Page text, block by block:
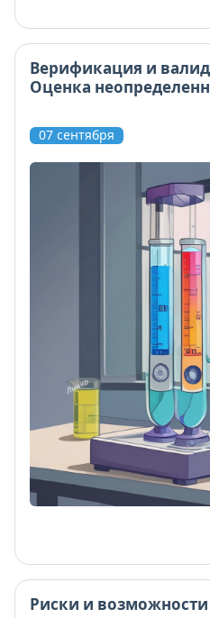
Верификация и
Оценка
07 сентября
Риски и